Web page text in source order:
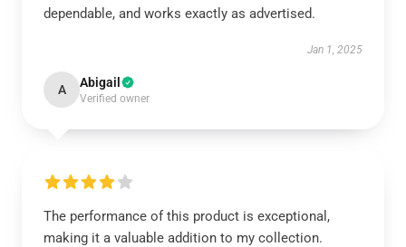
dependable, and works exactly as advertised.
Jan 1, 2025
A Abigail
Verified owner
The performance of this product is exceptional,
making it a valuable addition to my collection.